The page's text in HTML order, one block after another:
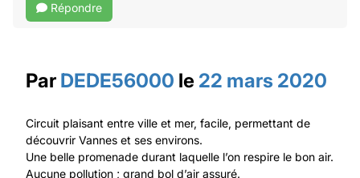
Répondre
Par DEDE56000 le 22 mars 2020
Circuit plaisant entre ville et mer, facile, permettant de
découvrir Vannes et ses environs.
Une belle promenade durant laquelle l’on respire le bon air.
Aucune pollution ; grand bol d’air assuré.